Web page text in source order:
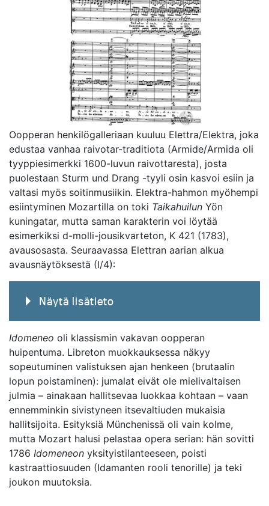
Oopperan henkilögalleriaan kuuluu Elettra/Elektra, joka
edustaa vanhaa raivotar-traditiota (Armide/Armida oli
tyyppiesimerkki 1600-luvun raivottaresta), josta
puolestaan Sturm und Drang -tyyli osin kasvoi esiin ja
valtasi myös soitinmusiikin. Elektra-hahmon myöhempi
esiintyminen Mozartilla on toki Taikahuilun Yön
kuningatar, mutta saman karakterin voi löytää
esimerkiksi d-molli-jousikvarteton, K 421 (1783),
avausosasta. Seuraavassa Elettran aarian alkua
avausnäytöksestä (I/4):
Näytä lisätieto
Idomeneo oli klassismin vakavan oopperan
huipentuma. Libreton muokkauksessa näkyy
sopeutuminen valistuksen ajan henkeen (brutaalin
lopun poistaminen): jumalat eivät ole mielivaltaisen
julmia – ainakaan hallitsevaa luokkaa kohtaan – vaan
ennemminkin sivistyneen itsevaltiuden mukaisia
hallitsijoita. Esityksiä Münchenissä oli vain kolme,
mutta Mozart halusi pelastaa opera serian: hän sovitti
1786 Idomeneon yksityistilanteeseen, poisti
kastraattiosuuden (Idamanten rooli tenorille) ja teki
joukon muutoksia.